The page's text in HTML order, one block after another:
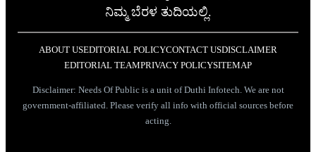
ನಿಮ್ಮ ಬೆರಳ ತುದಿಯಲ್ಲಿ.
ABOUT USEDITORIAL POLICYCONTACT USDISCLAIMER
EDITORIAL TEAMPRIVACY POLICYSITEMAP
Disclaimer: Needs Of Public is a unit of Duthi Infotech. We are not
government-affiliated. Please verify all info with official sources before
acting.